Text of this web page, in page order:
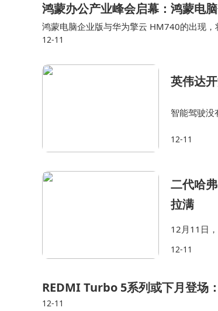
局。
鸿蒙办公产业峰会启幕：鸿蒙电
鸿蒙电脑企业版与华为擎云 HM740的出现
芯片、操作系统到底层安全架构，华为实现
12-11
英伟达
智能驾驶没
12-11
二代哈
拉满
12月11日
官方指导价
12-11
REDMI Turbo 5系列或下月登场
12-11